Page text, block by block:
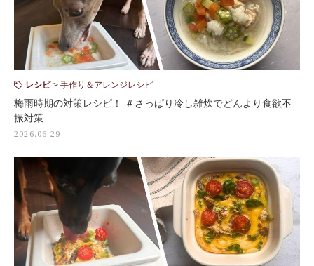
レシピ 手作り＆アレンジレシピ
梅雨時期の対策レシピ！ ＃さっぱり冷し雑炊でどんより食欲不
振対策
2026.06.29